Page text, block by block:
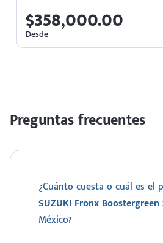
$358,000.00
Desde
Preguntas frecuentes
¿Cuánto cuesta o cuál es el
SUZUKI Fronx Boostergreen
México?